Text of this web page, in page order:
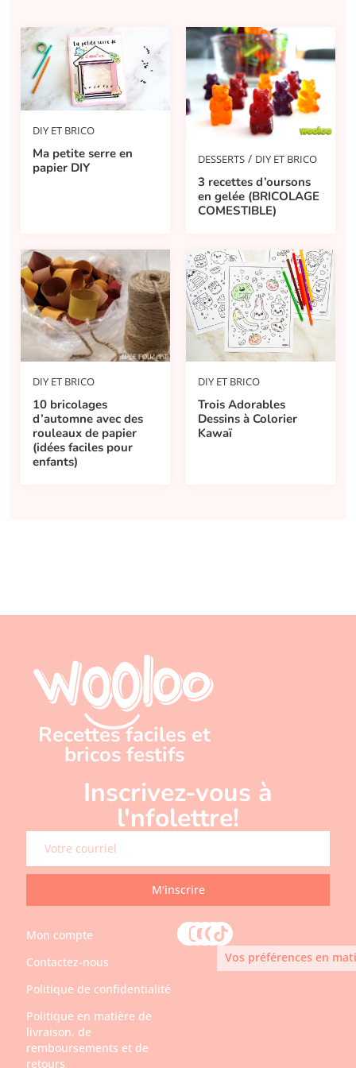
DIY ET BRICO
Ma petite serre en
papier DIY
DESSERTS / DIY ET BRICO
3 recettes d’oursons
en gelée (BRICOLAGE
COMESTIBLE)
DIY ET BRICO
10 bricolages
d’automne avec des
rouleaux de papier
(idées faciles pour
enfants)
DIY ET BRICO
Trois Adorables
Dessins à Colorier
Kawaï
Recettes faciles et
bricos festifs
Inscrivez-vous à
l'nfolettre!
M'inscrire
Mon compte
Contactez-nous
Politique de confidentialité
Politique en matière de
livraison, de
remboursements et de
retours
Vos préférences en